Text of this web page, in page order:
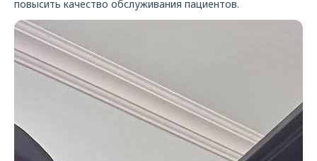
повысить качество обслуживания пациентов.